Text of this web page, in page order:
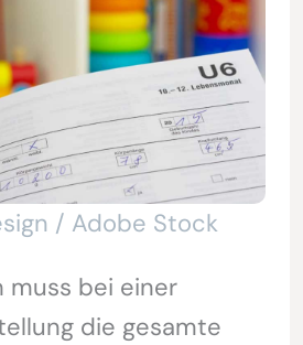
/ Adobe Stock
muss bei einer
die gesamte